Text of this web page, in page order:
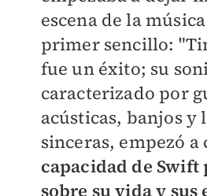
escena de la
primer sencillo:
fue un éxito; su
caracterizado por
acústicas, banjos y
sinceras, empezó
capacidad de
sobre su vida y